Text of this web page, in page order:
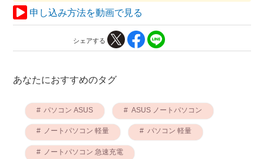
申し込み方法を動画で見る
シェアする
あなたにおすすめのタグ
パソコン ASUS ASUS ノートパソコン
ノートパソコン 軽量 パソコン 軽量
ノートパソコン 急速充電